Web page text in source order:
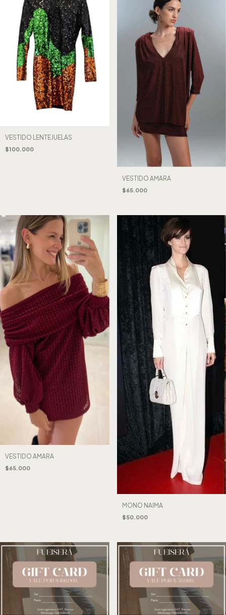
VESTIDO LENTEJUELAS
$100.000
VESTIDO AMARA
$65.000
VESTIDO AMARA
$65.000
MONO NAIMA
$50.000